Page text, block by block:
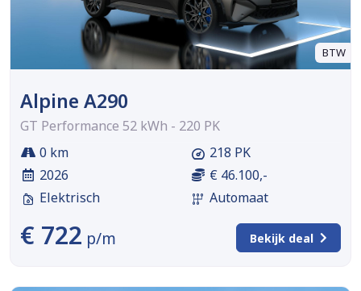
BTW
Alpine A290
GT Performance 52 kWh - 220 PK
0 km
2026
Elektrisch
218 PK
€ 46.100,-
Automaat
€ 722 p/m Bekijk deal